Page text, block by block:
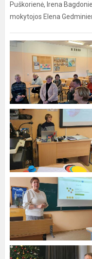
Puškorienė, Irena
mokytojos Elena